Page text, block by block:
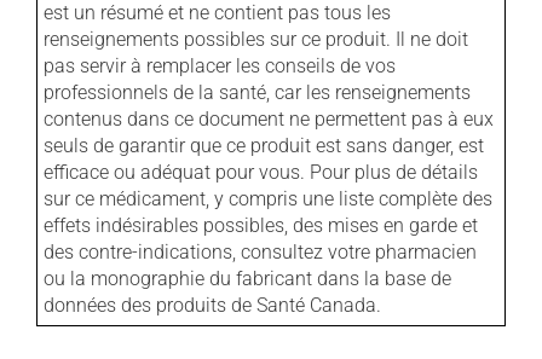
est un résumé et ne contient pas tous les
renseignements possibles sur ce produit. Il ne doit
pas servir à remplacer les conseils de vos
professionnels de la santé, car les renseignements
contenus dans ce document ne permettent pas à eux
seuls de garantir que ce produit est sans danger, est
efficace ou adéquat pour vous. Pour plus de détails
sur ce médicament, y compris une liste complète des
effets indésirables possibles, des mises en garde et
des contre-indications, consultez votre pharmacien
ou la monographie du fabricant dans la base de
données des produits de Santé Canada.